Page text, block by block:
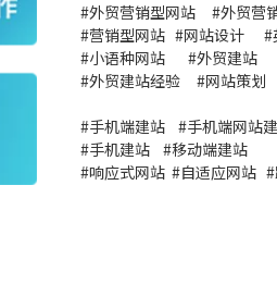
#外贸营销型网站 #外贸营
#营销型网站 #网站设计 #
#小语种网站 #外贸建站
#外贸建站经验 #网站策划
#手机端建站 #手机端网站
#手机建站 #移动端建站
#响应式网站 #自适应网站 #